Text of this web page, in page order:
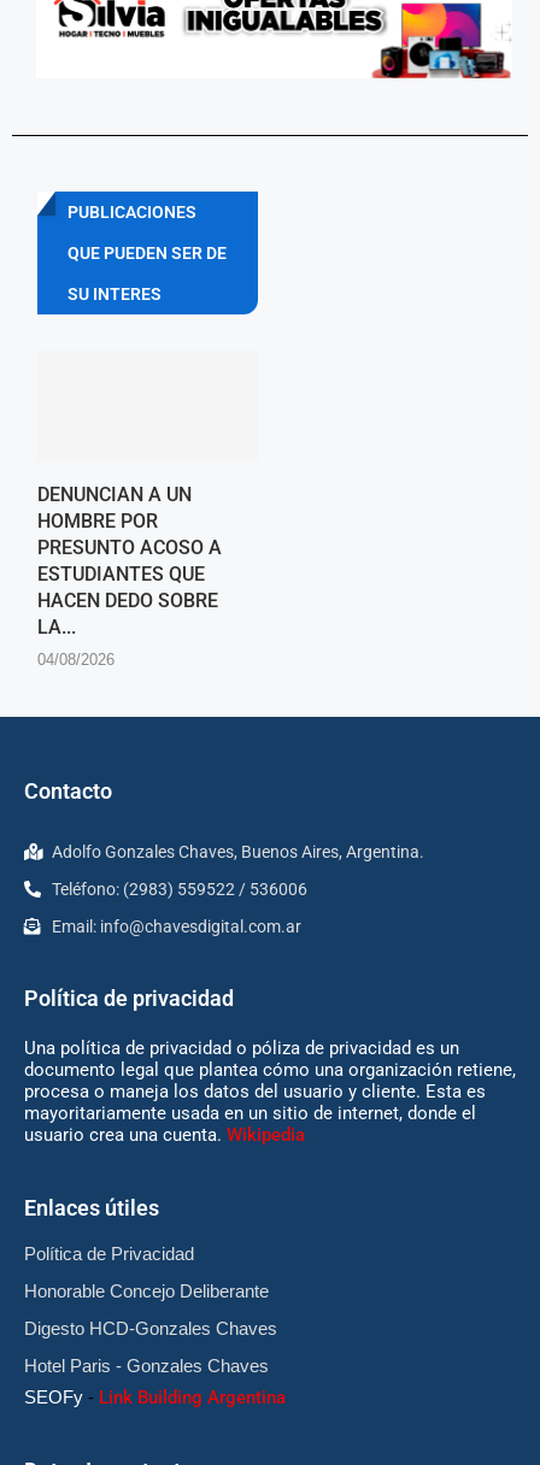
PUBLICACIONES
QUE PUEDEN SER DE
SU INTERES
DENUNCIAN A UN
HOMBRE POR
PRESUNTO ACOSO A
ESTUDIANTES QUE
HACEN DEDO SOBRE
LA...
04/08/2026
Contacto
Adolfo Gonzales Chaves, Buenos Aires, Argentina.
Teléfono: (2983) 559522 / 536006
Email: info@chavesdigital.com.ar
Política de privacidad
Una política de privacidad o póliza de privacidad es un
documento legal que plantea cómo una organización retiene,
procesa o maneja los datos del usuario y cliente. Esta es
mayoritariamente usada en un sitio de internet, donde el
usuario crea una cuenta. Wikipedia
Enlaces útiles
Política de Privacidad
Honorable Concejo Deliberante
Digesto HCD-Gonzales Chaves
Hotel Paris - Gonzales Chaves
SEOFy - Link Building Argentina